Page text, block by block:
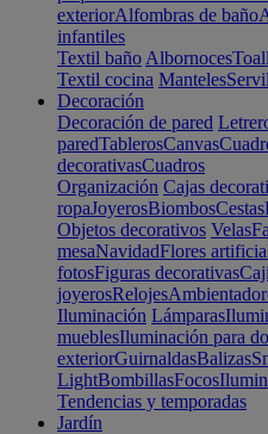
exteriorAlfombras de baño
infantiles
Textil baño Albornoces
Textil cocina Manteles
Decoración
Decoración de pared
paredTablerosCanvas
decorativasCuadros
Organización Cajas
ropaJoyerosBiombosCestas
Objetos decorativos Velas
mesaNavidadFlores
fotosFiguras decorativas
joyerosRelojes
Iluminación Lámparas
mueblesIluminación para
exteriorGuirnaldasBalizas
LightBombillasFocos
Tendencias y temporadas
Jardín